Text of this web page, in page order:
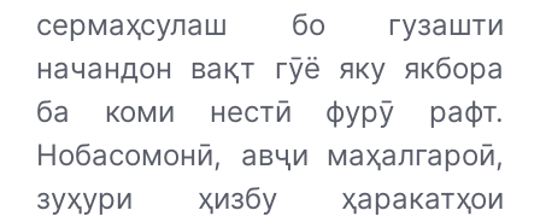
сермаҳсулаш бо гузашти
начандон вақт гӯё яку якбора
ба коми нестӣ фурӯ рафт.
Нобасомонӣ, авҷи маҳалгароӣ,
зуҳури ҳизбу ҳаракатҳои